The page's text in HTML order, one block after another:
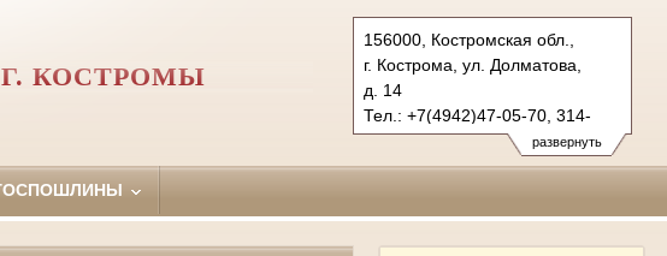
развернуть
156000, Костромская обл.,
г. Кострома, ул. Долматова,
д. 14
Тел.: +7(4942)47-05-70, 314-
082 (гр.)
370-850 (уг.), 317-521 (ф.)
КОСТРОМЫ